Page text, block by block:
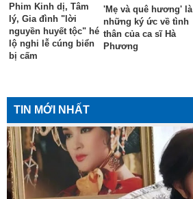
Phim Kinh dị, Tâm
lý, Gia đình "lời
nguyền huyết tộc" hé
lộ nghi lễ cúng biển
bị cấm
'Mẹ và quê hương' là
những ký ức về tình
thân của ca sĩ Hà
Phương
TIN MỚI NHẤT